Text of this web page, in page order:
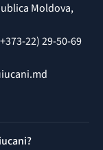
Moldova,
22) 29-50-69